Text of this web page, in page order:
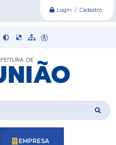
Login / Cadastro
EMPRESA